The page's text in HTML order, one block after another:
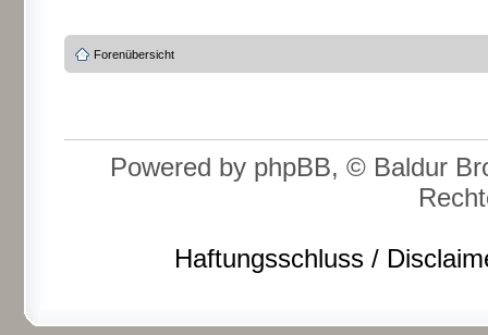
Forenübersicht
Powered by phpBB, © Baldur
Haftungsschluss /